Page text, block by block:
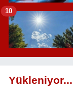
10
Yükleniyor...